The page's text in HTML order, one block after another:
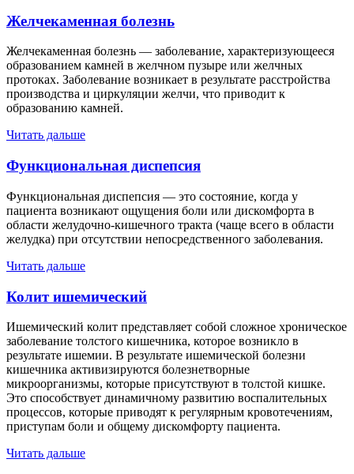
Желчекаменная болезнь
Желчекаменная болезнь — заболевание, характеризующееся
образованием камней в желчном пузыре или желчных
протоках. Заболевание возникает в результате расстройства
производства и циркуляции желчи, что приводит к
образованию камней.
Читать дальше
Функциональная диспепсия
Функциональная диспепсия — это состояние, когда у
пациента возникают ощущения боли или дискомфорта в
области желудочно-кишечного тракта (чаще всего в области
желудка) при отсутствии непосредственного заболевания.
Читать дальше
Колит ишемический
Ишемический колит представляет собой сложное хроническое
заболевание толстого кишечника, которое возникло в
результате ишемии. В результате ишемической болезни
кишечника активизируются болезнетворные
микроорганизмы, которые присутствуют в толстой кишке.
Это способствует динамичному развитию воспалительных
процессов, которые приводят к регулярным кровотечениям,
приступам боли и общему дискомфорту пациента.
Читать дальше